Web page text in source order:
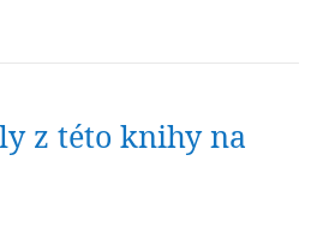
z této knihy na